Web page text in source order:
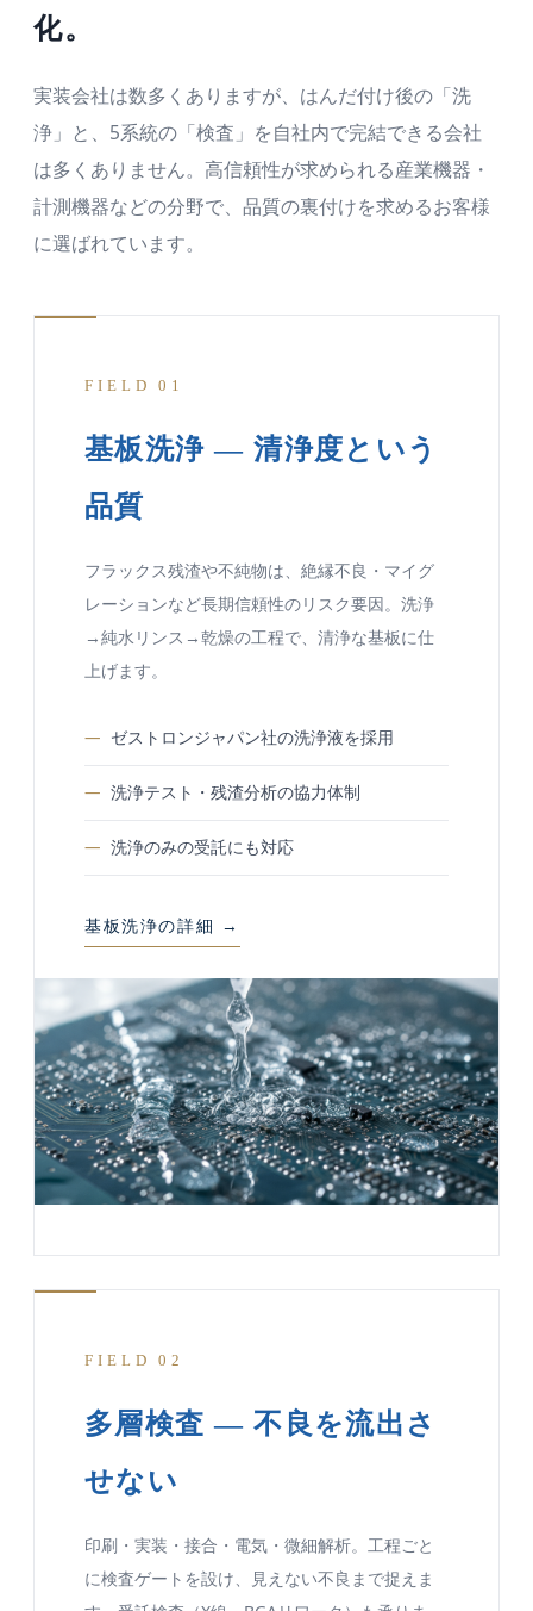
化。
実装会社は数多くありますが、はんだ付け後の「洗
浄」と、5系統の「検査」を自社内で完結できる会社
は多くありません。高信頼性が求められる産業機器・
計測機器などの分野で、品質の裏付けを求めるお客様
に選ばれています。
FIELD 01
基板洗浄 — 清浄度という
品質
フラックス残渣や不純物は、絶縁不良・マイグ
レーションなど長期信頼性のリスク要因。洗浄
→純水リンス→乾燥の工程で、清浄な基板に仕
上げます。
ゼストロンジャパン社の洗浄液を採用
洗浄テスト・残渣分析の協力体制
洗浄のみの受託にも対応
基板洗浄の詳細 →
FIELD 02
多層検査 — 不良を流出さ
せない
印刷・実装・接合・電気・微細解析。工程ごと
に検査ゲートを設け、見えない不良まで捉えま